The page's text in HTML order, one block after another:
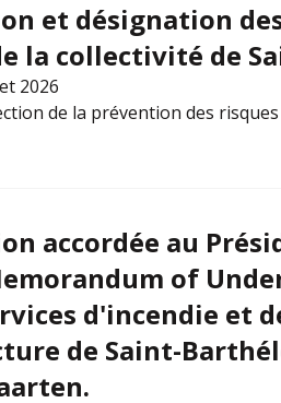
et désignation
collectivité de
2026
de la prévention des
accordée au
of
d'incendie et
de Saint-